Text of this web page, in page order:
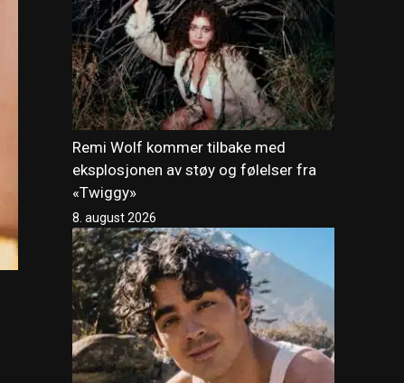
Remi Wolf kommer tilbake med
eksplosjonen av støy og følelser fra
«Twiggy»
8. august 2026